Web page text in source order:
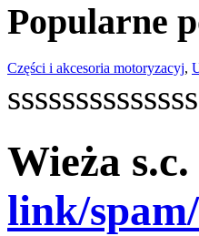
Popularne
Części i akcesoria motoryzacyj,
ssssssssssssss
Wieża
link/